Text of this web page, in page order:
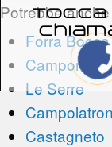
Tocca
Potrebbe
Forra
Campore
Le Serre
Castagneto